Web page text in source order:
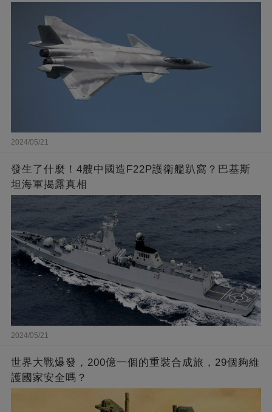
2024/05/21
發生了什麼！4艘中國造F22P護衛艦趴窩？巴基斯
坦海軍揭露真相
2024/05/21
世界大戰爆發，200億一個的重裝合成旅，29個夠維
護國家安全嗎？